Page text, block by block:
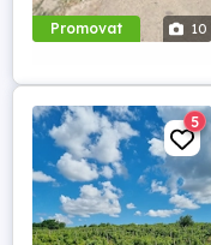
Promovat 10
5